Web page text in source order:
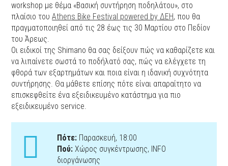
workshop με θέμα «Βασική συντήρηση ποδηλάτου», στο
πλαίσιο τουAthens Bike Festival powered by ΔΕΗ, που θα
πραγματοποιηθεί από τις 28 έως τις 30 Μαρτίου στο Πεδίον
του Άρεως.
Οι ειδικοί της Shimano θα σας δείξουν πώς να καθαρίζετε και
να λιπαίνετε σωστά το ποδήλατό σας, πώς να ελέγχετε τη
φθορά των εξαρτημάτων και ποια είναι η ιδανική συχνότητα
συντήρησης. Θα μάθετε επίσης πότε είναι απαραίτητο να
επισκεφθείτε ένα εξειδικευμένο κατάστημα για πιο
εξειδικευμένο service.
Πότε: Παρασκευή, 18:00
Πού: Χώρος συγκέντρωσης, ΙNFO
διοργάνωσης